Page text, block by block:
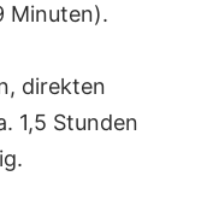
Minuten).
direkten
1,5 Stunden